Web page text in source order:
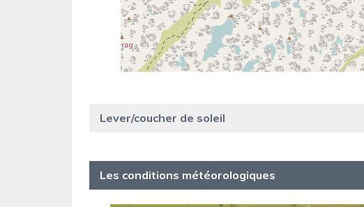
Lever/coucher de soleil
Les conditions météorologiques